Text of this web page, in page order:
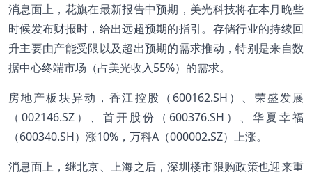
消息面上，花旗在最新报告中预期，美光科技将在本月晚些
时候发布财报时，给出远超预期的指引。存储行业的持续回
升主要由产能受限以及超出预期的需求推动，特别是来自数
据中心终端市场（占美光收入55%）的需求。
房地产板块异动，香江控股（600162.SH）、荣盛发展
（002146.SZ）、首开股份（600376.SH）、华夏幸福
（600340.SH）涨10%，万科A（000002.SZ）上涨。
消息面上，继北京、上海之后，深圳楼市限购政策也迎来重